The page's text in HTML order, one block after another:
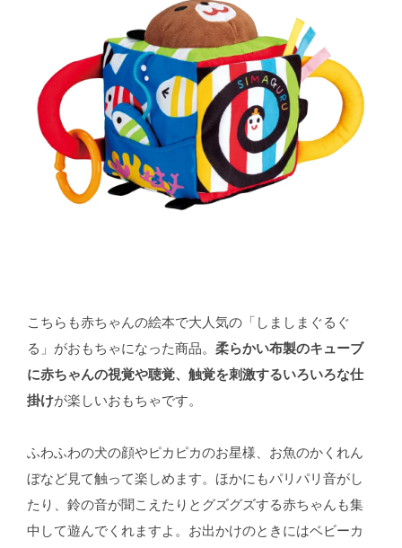
こちらも赤ちゃんの絵本で大人気の「しましまぐるぐ
る」がおもちゃになった商品。 柔らかい布製のキューブ
に赤ちゃんの視覚や聴覚、触覚を刺激するいろいろな仕
掛けが楽しいおもちゃです。
ふわふわの犬の顔やピカピカのお星様、お魚のかくれん
ぼなど見て触って楽しめます。ほかにもパリパリ音がし
たり、鈴の音が聞こえたりとグズグズする赤ちゃんも集
中して遊んでくれますよ。お出かけのときにはベビーカ